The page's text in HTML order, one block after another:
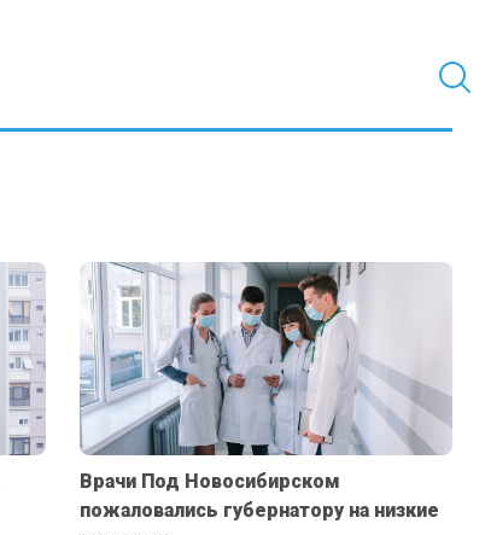
Врачи Под Новосибирском
пожаловались губернатору на низкие